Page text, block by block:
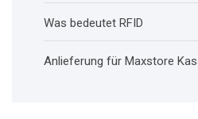
Was bedeutet RFID
Anlieferung für Maxstore